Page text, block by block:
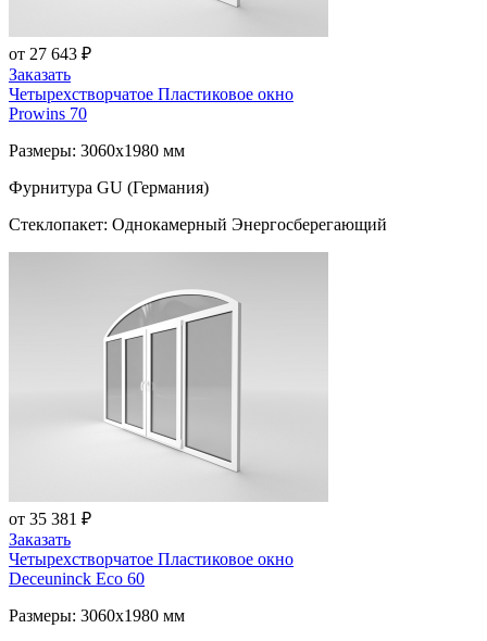
от 27 643 ₽
Заказать
Четырехстворчатое Пластиковое окно
Prowins 70
Размеры: 3060x1980 мм
Фурнитура GU (Германия)
Стеклопакет: Однокамерный Энергосберегающий
от 35 381 ₽
Заказать
Четырехстворчатое Пластиковое окно
Deceuninck Eco 60
Размеры: 3060x1980 мм